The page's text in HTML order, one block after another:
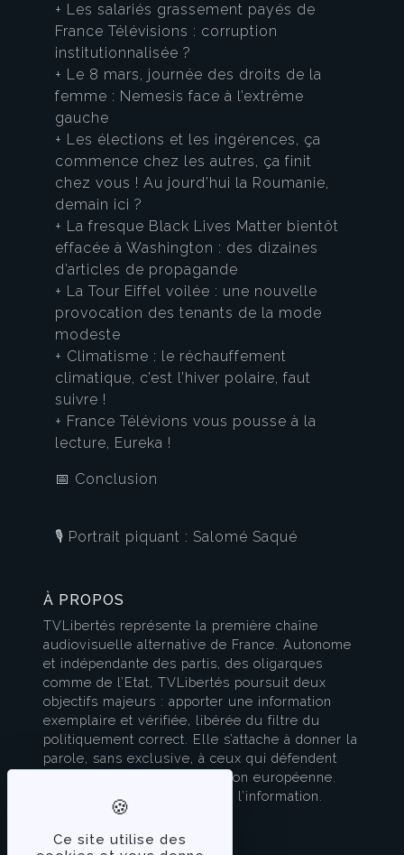
Ce site utilise des
+ Les salariés grassement payés de
France Télévisions : corruption
institutionnalisée ?
+ Le 8 mars, journée des droits de la
femme : Nemesis face à l’extrême
gauche
+ Les élections et les ingérences, ça
commence chez les autres, ça finit
chez vous ! Au jourd’hui la Roumanie,
demain ici ?
+ La fresque Black Lives Matter bientôt
effacée à Washington : des dizaines
d’articles de propagande
+ La Tour Eiffel voilée : une nouvelle
provocation des tenants de la mode
modeste
+ Climatisme : le réchauffement
climatique, c’est l’hiver polaire, faut
suivre !
+ France Télévions vous pousse à la
lecture, Eureka !
📅 Conclusion
🎙️ Portrait piquant : Salomé Saqué
À PROPOS
TVLibertés représente la première chaîne
audiovisuelle alternative de France. Autonome
et indépendante des partis, des oligarques
comme de l’Etat, TVLibertés poursuit deux
objectifs majeurs : apporter une information
exemplaire et vérifiée, libérée du filtre du
politiquement correct. Elle s’attache à donner la
parole, sans exclusive, à ceux qui défendent
l’esprit français et la civilisation européenne.
TVLibertés est à la pointe de l’information.